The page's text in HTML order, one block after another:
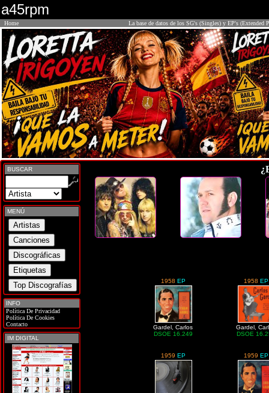
a45rpm
Home La base de datos de los SG's (Singles) y EP's (Extended
BUSCAR
MENÚ
INFO
Política De Privacidad
Política De Cookies
Contacto
IM DIGITAL
1958 EP
Gardel, Carlos
DSOE 16.249
1958 EP
Gardel,
DSOE
1959 EP 1959 EP